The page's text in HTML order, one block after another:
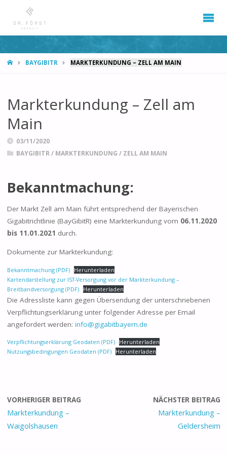
STARTBAYGIBITR MARKTERKUNDUNG – ZELL AM MAIN
Markterkundung – Zell am
Main
03/11/2020
BAYGIBITR/ MARKTERKUNDUNG / ZELL AM MAIN
Bekanntmachung:
Der Markt Zell am Main führt entsprechend der Bayerischen
Gigabitrichtlinie (BayGibitR) eine Markterkundung vom 06.11.2020
bis 11.01.2021 durch.
Dokumente zur Markterkundung:
Bekanntmachung (PDF)
Herunterladen
Kartendarstellung zur IST-Versorgung vor der Markterkundung –
Breitbandversorgung (PDF)
Herunterladen
Die Adressliste kann gegen Übersendung der unterschriebenen
Verpflichtungserklärung unter folgender Adresse per Email
angefordert werden: info@gigabitbayern.de
Verpflichtungserklärung Geodaten (PDF)
Herunterladen
Nutzungsbedingungen Geodaten (PDF)
Herunterladen
VORHERIGER BEITRAG
Markterkundung –
Waigolshausen
NÄCHSTER BEITRAG
Markterkundung –
Geldersheim